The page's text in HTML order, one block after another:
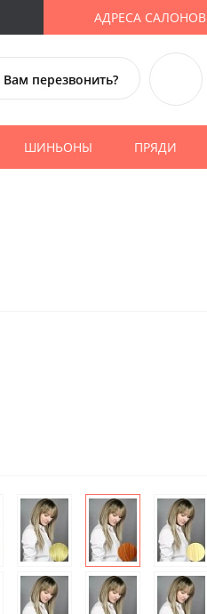
АДРЕСА САЛОНОВ
Вам перезвонить?
ШИНЬОНЫ ПРЯДИ